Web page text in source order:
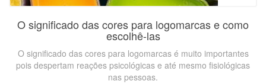
O significado das cores para logomarcas e como
escolhê-las
O significado das cores para logomarcas é muito importantes
pois despertam reações psicológicas e até mesmo fisiológicas
nas pessoas.